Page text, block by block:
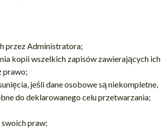
przez Administratora;
kopii wszelkich zapisów zawierających ich
prawo;
jeśli dane osobowe są niekompletne,
do deklarowanego celu przetwarzania;
praw;